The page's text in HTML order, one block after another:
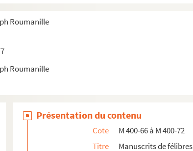
Roumanille
Roumanille
Mistral
Roumanille
Présentation du contenu
Cote
M 400-66 à M 400-72
Titre
Manuscrits de félibres